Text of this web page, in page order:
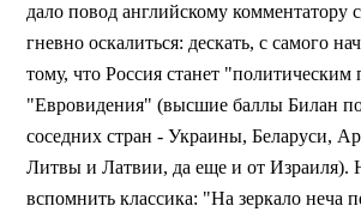
дало повод английскому комментатору
гневно оскалиться: дескать, с самого
тому, что Россия станет "политическим
"Евровидения" (высшие баллы Билан
соседних стран - Украины, Беларуси,
Литвы и Латвии, да еще и от Израиля).
вспомнить классика: "На зеркало неча